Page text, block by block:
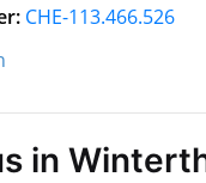
CHE-113.466.526
in